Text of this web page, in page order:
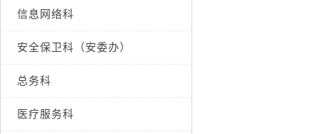
信息网络科
安全保卫科（安委办）
总务科
医疗服务科